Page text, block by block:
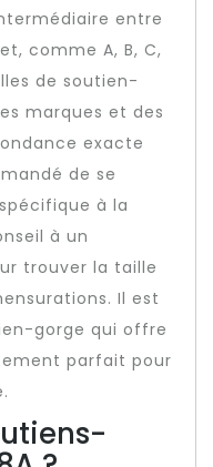
entre
comme A, B, C,
de soutien-
marques et des
exacte
de se
à la
à un
trouver la taille
Il est
gorge qui offre
parfait pour